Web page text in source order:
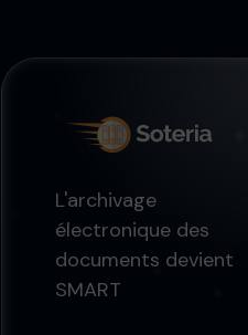
L'archivage
électronique des
documents devient
SMART